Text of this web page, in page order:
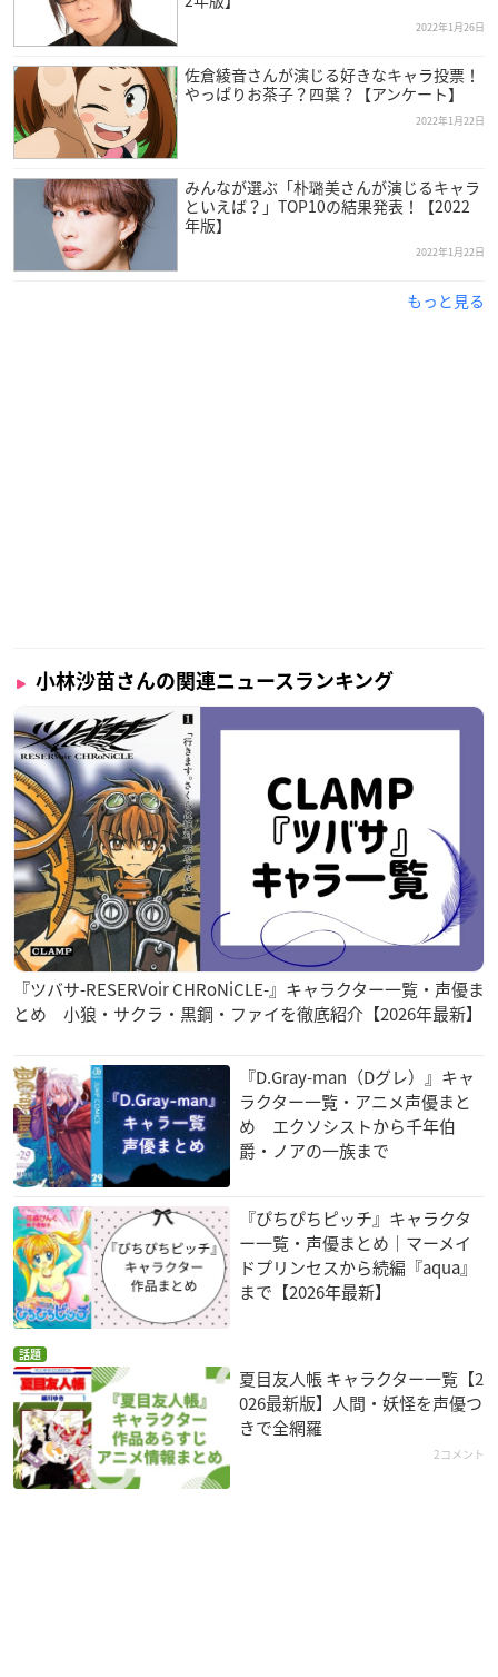
小林さんは静岡県出身で現在シグマ・セブンに所属しており、
今年で42歳を迎えます。
幼少の頃から芝居に興味を持ち、地元の劇団で活動。
舞台公演での演技力の高さが声優のたてかべ和也さんに評価さ
れ、スカウト後の2000年より声優活動をスタートさせました。
2022年1月26日
佐倉綾音さんが演じる好きなキャラ投票！
やっぱりお茶子？四葉？【アンケート】
2022年1月22日
みんなが選ぶ「朴璐美さんが演じるキャラ
といえば？」TOP10の結果発表！【2022
年版】
2022年1月22日
もっと見る
小林沙苗さんの関連ニュースランキング
『ツバサ-RESERVoir CHRoNiCLE-』キャラクター一覧・声優ま
とめ 小狼・サクラ・黒鋼・ファイを徹底紹介【2026年最新】
『D.Gray-man（Dグレ）』キャ
ラクター一覧・アニメ声優まと
め エクソシストから千年伯
爵・ノアの一族まで
『ぴちぴちピッチ』キャラクタ
ー一覧・声優まとめ｜マーメイ
ドプリンセスから続編『aqua』
まで【2026年最新】
話題
夏目友人帳 キャラクター一覧【2
026最新版】人間・妖怪を声優つ
きで全網羅
2コメント